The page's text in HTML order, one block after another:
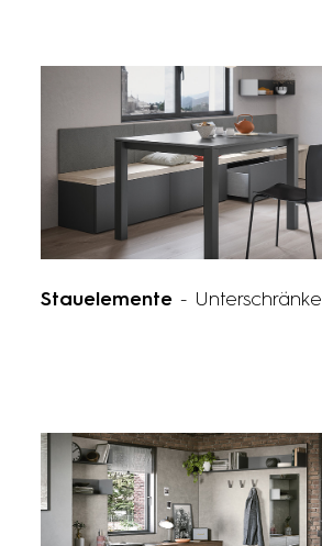
Stauelemente - Unterschränke